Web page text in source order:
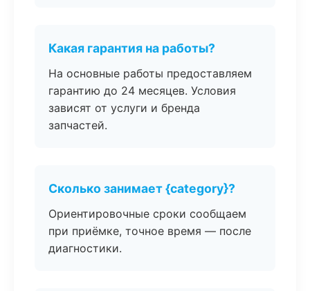
Какая гарантия на работы?
На основные работы предоставляем
гарантию до 24 месяцев. Условия
зависят от услуги и бренда
запчастей.
Сколько занимает {category}?
Ориентировочные сроки сообщаем
при приёмке, точное время — после
диагностики.